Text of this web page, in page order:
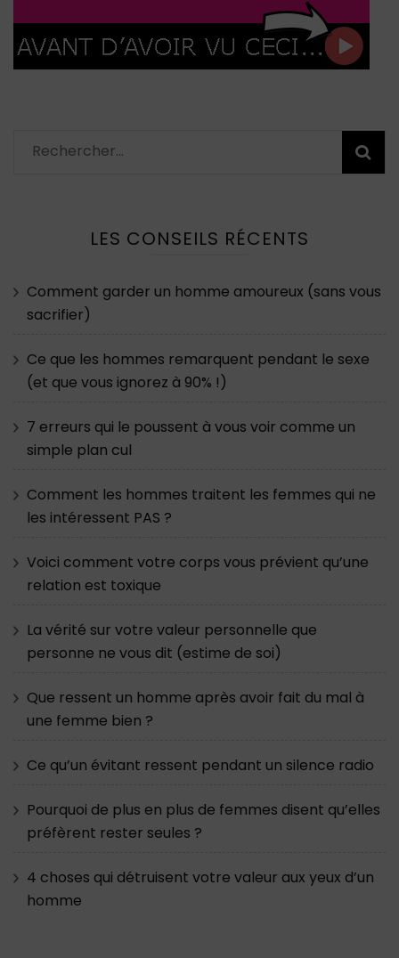
Rechercher :
LES CONSEILS RÉCENTS
Comment garder un homme amoureux (sans vous
sacrifier)
Ce que les hommes remarquent pendant le sexe
(et que vous ignorez à 90% !)
7 erreurs qui le poussent à vous voir comme un
simple plan cul
Comment les hommes traitent les femmes qui ne
les intéressent PAS ?
Voici comment votre corps vous prévient qu’une
relation est toxique
La vérité sur votre valeur personnelle que
personne ne vous dit (estime de soi)
Que ressent un homme après avoir fait du mal à
une femme bien ?
Ce qu’un évitant ressent pendant un silence radio
Pourquoi de plus en plus de femmes disent qu’elles
préfèrent rester seules ?
4 choses qui détruisent votre valeur aux yeux d’un
homme